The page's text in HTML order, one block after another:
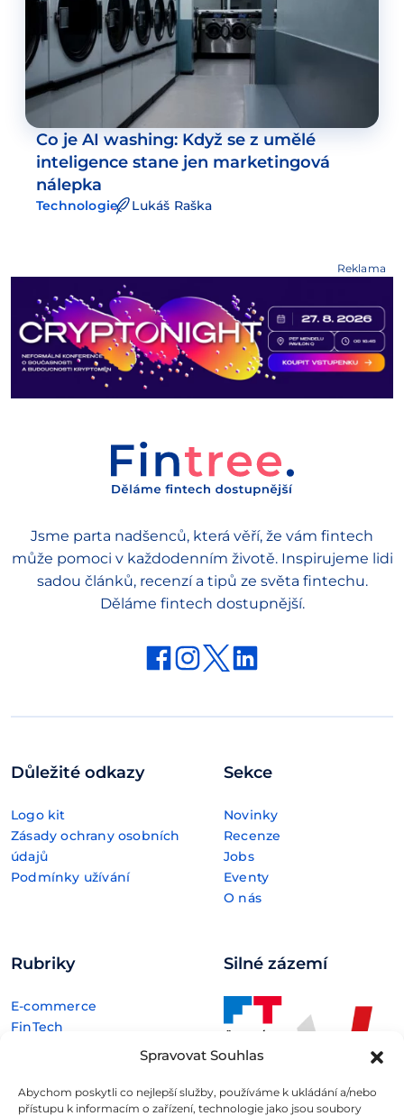
Spravovat Souhlas
Abychom poskytli co nejlepší služby, používáme k ukládání a/nebo
přístupu k informacím o zařízení, technologie jako jsou soubory
Co je AI washing: Když se z umělé
inteligence stane jen marketingová
nálepka
Technologie Lukáš Raška
Reklama
Jsme parta nadšenců, která věří, že vám fintech
může pomoci v každodenním životě. Inspirujeme lidi
sadou článků, recenzí a tipů ze světa fintechu.
Děláme fintech dostupnější.
Důležité odkazy
Logo kit
Zásady ochrany osobních
údajů
Podmínky užívání
Sekce
Novinky
Recenze
Jobs
Eventy
O nás
Rubriky
E-commerce
FinTech
Technologie
Silné zázemí